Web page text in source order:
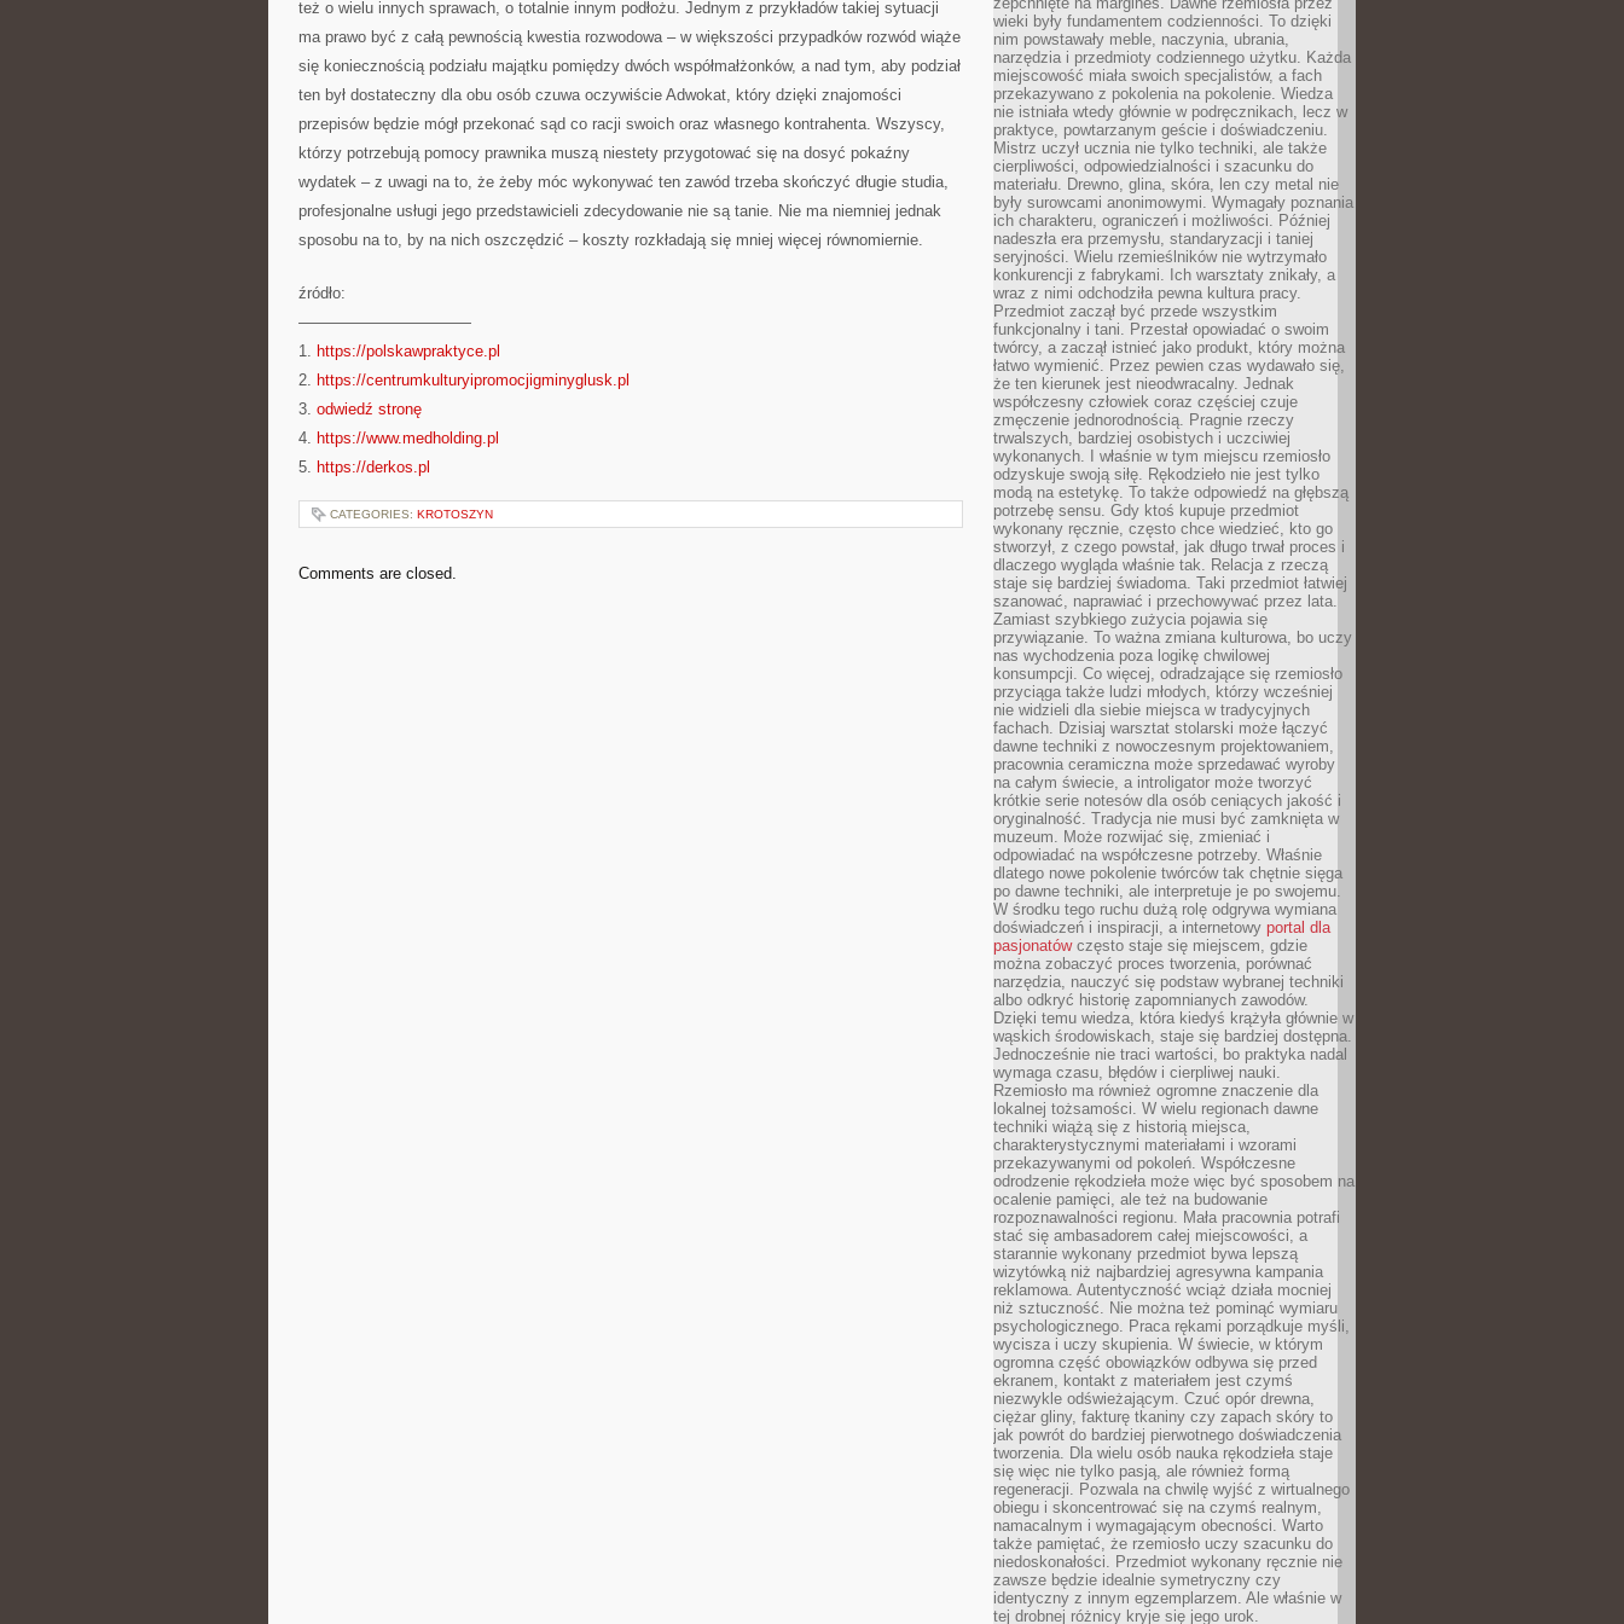
też o wielu innych sprawach, o totalnie innym podłożu. Jednym z przykładów takiej sytuacji
ma prawo być z całą pewnością kwestia rozwodowa – w większości przypadków rozwód wiąże
się koniecznością podziału majątku pomiędzy dwóch współmałżonków, a nad tym, aby podział
ten był dostateczny dla obu osób czuwa oczywiście Adwokat, który dzięki znajomości
przepisów będzie mógł przekonać sąd co racji swoich oraz własnego kontrahenta. Wszyscy,
którzy potrzebują pomocy prawnika muszą niestety przygotować się na dosyć pokaźny
wydatek – z uwagi na to, że żeby móc wykonywać ten zawód trzeba skończyć długie studia,
profesjonalne usługi jego przedstawicieli zdecydowanie nie są tanie. Nie ma niemniej jednak
sposobu na to, by na nich oszczędzić – koszty rozkładają się mniej więcej równomiernie.
źródło:
———————————
1. https://polskawpraktyce.pl
2. https://centrumkulturyipromocjigminyglusk.pl
3. odwiedź stronę
4. https://www.medholding.pl
5. https://derkos.pl
CATEGORIES: KROTOSZYN
Comments are closed.
wieki były fundamentem codzienności. To dzięki
nim powstawały meble, naczynia, ubrania,
narzędzia i przedmioty codziennego użytku. Każda
miejscowość miała swoich specjalistów, a fach
przekazywano z pokolenia na pokolenie. Wiedza
nie istniała wtedy głównie w podręcznikach, lecz w
praktyce, powtarzanym geście i doświadczeniu.
Mistrz uczył ucznia nie tylko techniki, ale także
cierpliwości, odpowiedzialności i szacunku do
materiału. Drewno, glina, skóra, len czy metal nie
były surowcami anonimowymi. Wymagały poznania
ich charakteru, ograniczeń i możliwości. Później
nadeszła era przemysłu, standaryzacji i taniej
seryjności. Wielu rzemieślników nie wytrzymało
konkurencji z fabrykami. Ich warsztaty znikały, a
wraz z nimi odchodziła pewna kultura pracy.
Przedmiot zaczął być przede wszystkim
funkcjonalny i tani. Przestał opowiadać o swoim
twórcy, a zaczął istnieć jako produkt, który można
łatwo wymienić. Przez pewien czas wydawało się,
że ten kierunek jest nieodwracalny. Jednak
współczesny człowiek coraz częściej czuje
zmęczenie jednorodnością. Pragnie rzeczy
trwalszych, bardziej osobistych i uczciwiej
wykonanych. I właśnie w tym miejscu rzemiosło
odzyskuje swoją siłę. Rękodzieło nie jest tylko
modą na estetykę. To także odpowiedź na głębszą
potrzebę sensu. Gdy ktoś kupuje przedmiot
wykonany ręcznie, często chce wiedzieć, kto go
stworzył, z czego powstał, jak długo trwał proces i
dlaczego wygląda właśnie tak. Relacja z rzeczą
staje się bardziej świadoma. Taki przedmiot łatwiej
szanować, naprawiać i przechowywać przez lata.
Zamiast szybkiego zużycia pojawia się
przywiązanie. To ważna zmiana kulturowa, bo uczy
nas wychodzenia poza logikę chwilowej
konsumpcji. Co więcej, odradzające się rzemiosło
przyciąga także ludzi młodych, którzy wcześniej
nie widzieli dla siebie miejsca w tradycyjnych
fachach. Dzisiaj warsztat stolarski może łączyć
dawne techniki z nowoczesnym projektowaniem,
pracownia ceramiczna może sprzedawać wyroby
na całym świecie, a introligator może tworzyć
krótkie serie notesów dla osób ceniących jakość i
oryginalność. Tradycja nie musi być zamknięta w
muzeum. Może rozwijać się, zmieniać i
odpowiadać na współczesne potrzeby. Właśnie
dlatego nowe pokolenie twórców tak chętnie sięga
po dawne techniki, ale interpretuje je po swojemu.
W środku tego ruchu dużą rolę odgrywa wymiana
doświadczeń i inspiracji, a internetowy portal dla
pasjonatówczęsto staje się miejscem, gdzie
można zobaczyć proces tworzenia, porównać
narzędzia, nauczyć się podstaw wybranej techniki
albo odkryć historię zapomnianych zawodów.
Dzięki temu wiedza, która kiedyś krążyła głównie w
wąskich środowiskach, staje się bardziej dostępna.
Jednocześnie nie traci wartości, bo praktyka nadal
wymaga czasu, błędów i cierpliwej nauki.
Rzemiosło ma również ogromne znaczenie dla
lokalnej tożsamości. W wielu regionach dawne
techniki wiążą się z historią miejsca,
charakterystycznymi materiałami i wzorami
przekazywanymi od pokoleń. Współczesne
odrodzenie rękodzieła może więc być sposobem na
ocalenie pamięci, ale też na budowanie
rozpoznawalności regionu. Mała pracownia potrafi
stać się ambasadorem całej miejscowości, a
starannie wykonany przedmiot bywa lepszą
wizytówką niż najbardziej agresywna kampania
reklamowa. Autentyczność wciąż działa mocniej
niż sztuczność. Nie można też pominąć wymiaru
psychologicznego. Praca rękami porządkuje myśli,
wycisza i uczy skupienia. W świecie, w którym
ogromna część obowiązków odbywa się przed
ekranem, kontakt z materiałem jest czymś
niezwykle odświeżającym. Czuć opór drewna,
ciężar gliny, fakturę tkaniny czy zapach skóry to
jak powrót do bardziej pierwotnego doświadczenia
tworzenia. Dla wielu osób nauka rękodzieła staje
się więc nie tylko pasją, ale również formą
regeneracji. Pozwala na chwilę wyjść z wirtualnego
obiegu i skoncentrować się na czymś realnym,
namacalnym i wymagającym obecności. Warto
także pamiętać, że rzemiosło uczy szacunku do
niedoskonałości. Przedmiot wykonany ręcznie nie
zawsze będzie idealnie symetryczny czy
identyczny z innym egzemplarzem. Ale właśnie w
tej drobnej różnicy kryje się jego urok.